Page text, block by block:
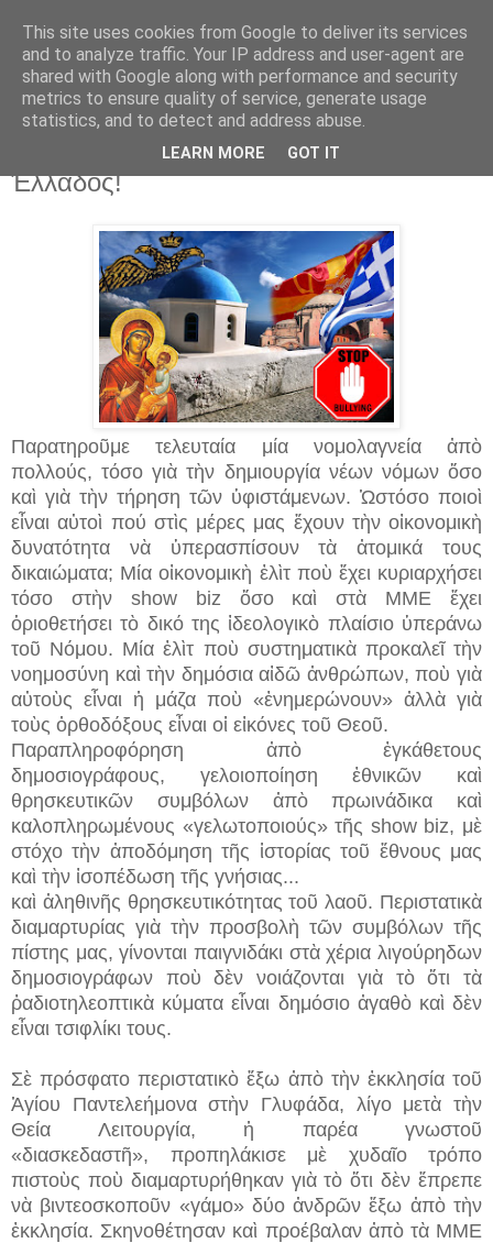
17 Νοε 2015
Bullying κατὰ τῆς Ὀρθοδοξίας καὶ τῆς
Ἑλλάδος!
Παρατηροῦμε τελευταία μία νομολαγνεία ἀπὸ
πολλούς, τόσο γιὰ τὴν δημιουργία νέων νόμων ὅσο
καὶ γιὰ τὴν τήρηση τῶν ὑφιστάμενων. Ὡστόσο ποιοὶ
εἶναι αὐτοὶ πού στὶς μέρες μας ἔχουν τὴν οἰκονομικὴ
δυνατότητα νὰ ὑπερασπίσουν τὰ ἀτομικά τους
δικαιώματα; Μία οἰκονομικὴ ἐλὶτ ποὺ ἔχει κυριαρχήσει
τόσο στὴν show biz ὅσο καὶ στὰ ΜΜΕ ἔχει
ὁριοθετήσει τὸ δικό της ἰδεολογικὸ πλαίσιο ὑπεράνω
τοῦ Νόμου. Μία ἐλὶτ ποὺ συστηματικὰ προκαλεῖ τὴν
νοημοσύνη καὶ τὴν δημόσια αἰδῶ ἀνθρώπων, ποὺ γιὰ
αὐτοὺς εἶναι ἡ μάζα ποὺ «ἐνημερώνουν» ἀλλὰ γιὰ
τοὺς ὀρθοδόξους εἶναι οἱ εἰκόνες τοῦ Θεοῦ.
Παραπληροφόρηση ἀπὸ ἐγκάθετους
δημοσιογράφους, γελοιοποίηση ἐθνικῶν καὶ
θρησκευτικῶν συμβόλων ἀπὸ πρωινάδικα καὶ
καλοπληρωμένους «γελωτοποιούς» τῆς show biz, μὲ
στόχο τὴν ἀποδόμηση τῆς ἱστορίας τοῦ ἔθνους μας
καὶ τὴν ἰσοπέδωση τῆς γνήσιας...
καὶ ἀληθινῆς θρησκευτικότητας τοῦ λαοῦ. Περιστατικὰ
διαμαρτυρίας γιὰ τὴν προσβολὴ τῶν συμβόλων τῆς
πίστης μας, γίνονται παιγνιδάκι στὰ χέρια λιγούρηδων
δημοσιογράφων ποὺ δὲν νοιάζονται γιὰ τὸ ὅτι τὰ
ῥαδιοτηλεοπτικὰ κύματα εἶναι δημόσιο ἀγαθὸ καὶ δὲν
εἶναι τσιφλίκι τους.
Σὲ πρόσφατο περιστατικὸ ἔξω ἀπὸ τὴν ἐκκλησία τοῦ
Ἁγίου Παντελεήμονα στὴν Γλυφάδα, λίγο μετὰ τὴν
Θεία Λειτουργία, ἡ παρέα γνωστοῦ
«διασκεδαστῆ», προπηλάκισε μὲ χυδαῖο τρόπο
πιστοὺς ποὺ διαμαρτυρήθηκαν γιὰ τὸ ὅτι δὲν ἔπρεπε
νὰ βιντεοσκοποῦν «γάμο» δύο ἀνδρῶν ἔξω ἀπὸ τὴν
ἐκκλησία. Σκηνοθέτησαν καὶ προέβαλαν ἀπὸ τὰ ΜΜΕ
This site uses cookies from Google to deliver its services
and to analyze traffic. Your IP address and user-agent are
shared with Google along with performance and security
metrics to ensure quality of service, generate usage
statistics, and to detect and address abuse.
LEARN MORE GOT IT